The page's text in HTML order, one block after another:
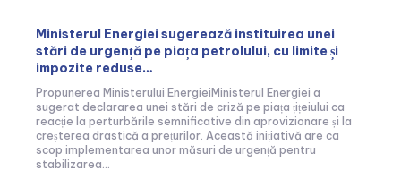
Ministerul Energiei sugerează instituirea unei
stări de urgență pe piața petrolului, cu limite și
impozite reduse…
Propunerea Ministerului EnergieiMinisterul Energiei a
sugerat declararea unei stări de criză pe piața țițeiului ca
reacție la perturbările semnificative din aprovizionare și la
creșterea drastică a prețurilor. Această inițiativă are ca
scop implementarea unor măsuri de urgență pentru
stabilizarea...